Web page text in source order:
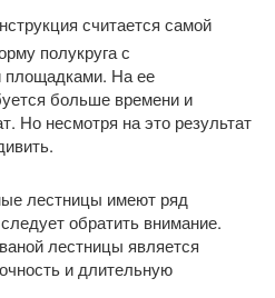
считается самой
полукруга с
площадками. На ее
больше времени и
Но несмотря на это результат
лестницы имеют ряд
обратить внимание.
лестницы является
и длительную